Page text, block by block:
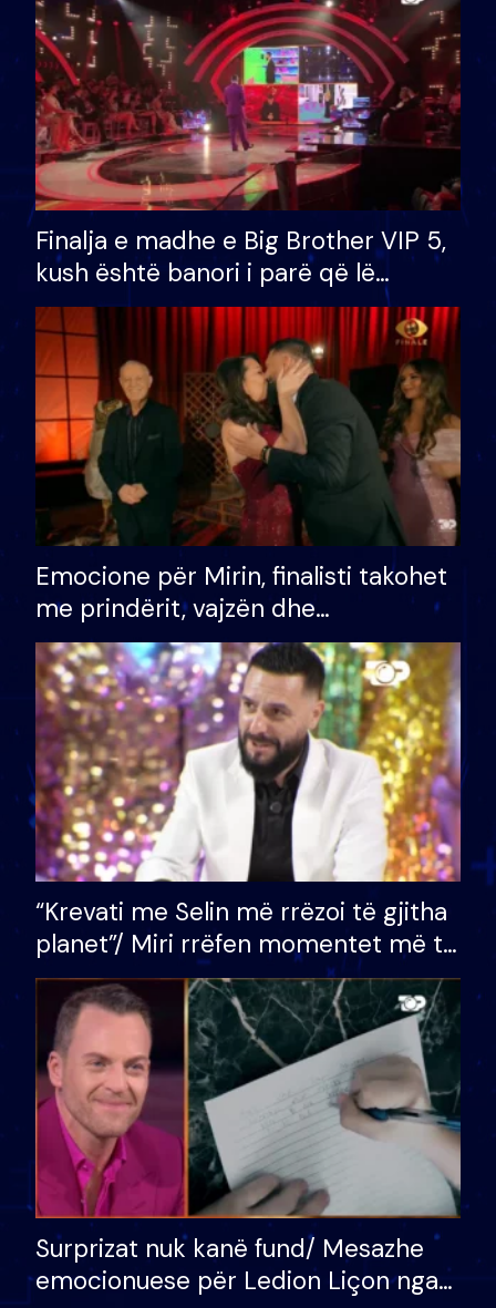
Finalja e madhe e Big Brother VIP 5,
kush është banori i parë që lë
shtëpinë dhe humb mundësinë për
të fituar çmimin e madh
Emocione për Mirin, finalisti takohet
me prindërit, vajzën dhe
bashkëshorten: S’kemi ndonjë letër
divorci apo jo?
“Krevati me Selin më rrëzoi të gjitha
planet”/ Miri rrëfen momentet më të
bukura në shtëpinë e BB VIP: Do më
mungojë zilja e mëngjesit kur…
Surprizat nuk kanë fund/ Mesazhe
emocionuese për Ledion Liçon nga